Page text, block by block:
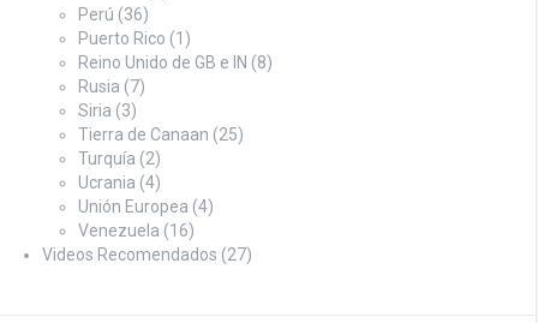
Perú (36)
Puerto Rico (1)
Reino Unido de GB e IN (8)
Rusia (7)
Siria (3)
Tierra de Canaan (25)
Turquía (2)
Ucrania (4)
Unión Europea (4)
Venezuela (16)
Videos Recomendados (27)